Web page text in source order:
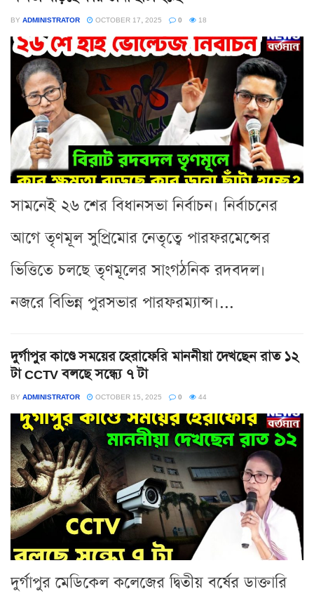
BY ADMINISTRATOR OCTOBER 17, 2025 0 18
সামনেই ২৬ শের বিধানসভা নির্বাচন। নির্বাচনের
আগে তৃণমূল সুপ্রিমোর নেতৃত্বে পারফরমেন্সের
ভিত্তিতে চলছে তৃণমূলের সাংগঠনিক রদবদল।
নজরে বিভিন্ন পুরসভার পারফরম্যান্স।...
দুর্গাপুর কাণ্ডে সময়ের হেরাফেরি মাননীয়া দেখছেন রাত ১২
টা CCTV বলছে সন্ধ্যে ৭ টা
BY ADMINISTRATOR OCTOBER 15, 2025 0 44
দুর্গাপুর মেডিকেল কলেজের দ্বিতীয় বর্ষের ডাক্তারি